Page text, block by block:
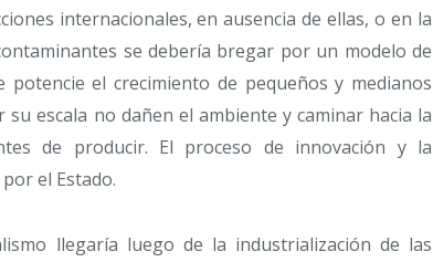
internacionales, en ausencia de ellas, o en la
se debería bregar por un modelo de
el crecimiento de pequeños y medianos
escala no dañen el ambiente y caminar hacia la
de producir. El proceso de innovación y la
el Estado.
llegaría luego de la industrialización de las